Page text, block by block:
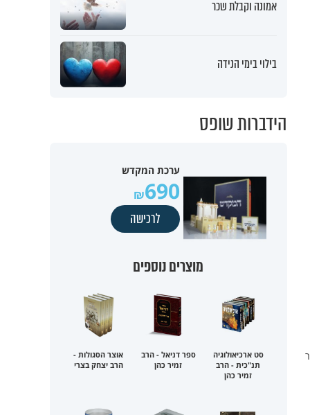
אמונה וקבלת שכר
בילוי בימי הנידה
הידברות שופס
ערכת המקדש
690
לרכישה
מוצרים נוספים
סט ארכיאולוגיה
תנ"כית - הרב
זמיר כהן
ספר דניאל - הרב
זמיר כהן
אוצר הסגולות -
הרב יצחק בצרי